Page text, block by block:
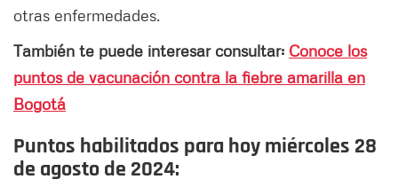
otras enfermedades.
También te puede interesar consultar: Conoce los
puntos de vacunación contra la fiebre amarilla en
Bogotá
Puntos habilitados para hoy miércoles 28
de agosto de 2024: